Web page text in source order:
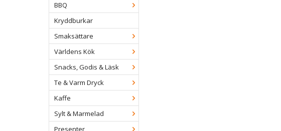
BBQ
Kryddburkar
Smaksättare
Världens Kök
Snacks, Godis & Läsk
Te & Varm Dryck
Kaffe
Sylt & Marmelad
Presenter